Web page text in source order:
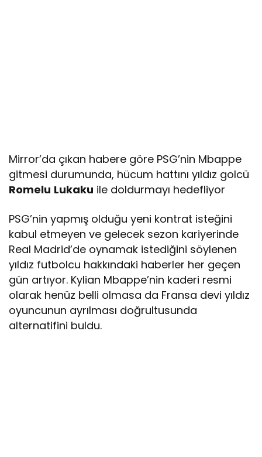
Mirror’da çıkan habere göre PSG’nin Mbappe
gitmesi durumunda, hücum hattını yıldız golcü
Romelu Lukaku ile doldurmayı hedefliyor
PSG’nin yapmış olduğu yeni kontrat isteğini
kabul etmeyen ve gelecek sezon kariyerinde
Real Madrid’de oynamak istediğini söylenen
yıldız futbolcu hakkındaki haberler her geçen
gün artıyor. Kylian Mbappe’nin kaderi resmi
olarak henüz belli olmasa da Fransa devi yıldız
oyuncunun ayrılması doğrultusunda
alternatifini buldu.